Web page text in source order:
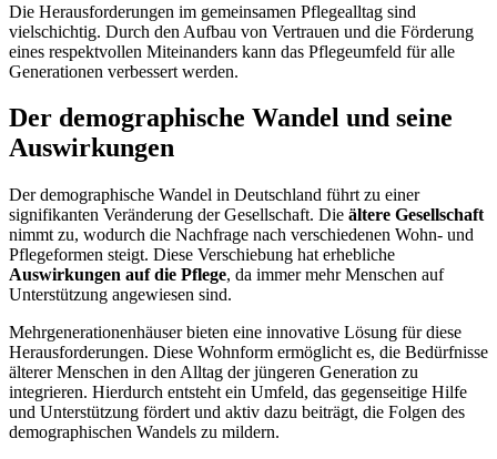
Die Herausforderungen im gemeinsamen Pflegealltag sind
vielschichtig. Durch den Aufbau von Vertrauen und die Förderung
eines respektvollen Miteinanders kann das Pflegeumfeld für alle
Generationen verbessert werden.
Der demographische Wandel und seine
Auswirkungen
Der demographische Wandel in Deutschland führt zu einer
signifikanten Veränderung der Gesellschaft. Die ältere Gesellschaft
nimmt zu, wodurch die Nachfrage nach verschiedenen Wohn- und
Pflegeformen steigt. Diese Verschiebung hat erhebliche
Auswirkungen auf die Pflege, da immer mehr Menschen auf
Unterstützung angewiesen sind.
Mehrgenerationenhäuser bieten eine innovative Lösung für diese
Herausforderungen. Diese Wohnform ermöglicht es, die Bedürfnisse
älterer Menschen in den Alltag der jüngeren Generation zu
integrieren. Hierdurch entsteht ein Umfeld, das gegenseitige Hilfe
und Unterstützung fördert und aktiv dazu beiträgt, die Folgen des
demographischen Wandels zu mildern.